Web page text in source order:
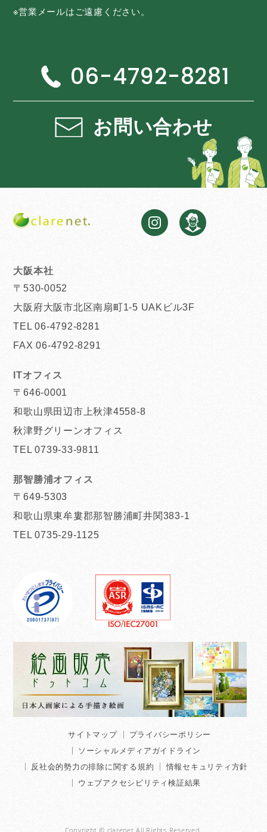
※営業メールはご遠慮ください。
06-4792-8281
お問い合わせ
大阪本社
〒530-0052
大阪府大阪市北区南扇町1-5 UAKビル3F
TEL 06-4792-8281
FAX 06-4792-8291
ITオフィス
〒646-0001
和歌山県田辺市上秋津4558-8
秋津野グリーンオフィス
TEL 0739-33-9811
那智勝浦オフィス
〒649-5303
和歌山県東牟婁郡那智勝浦町井関383-1
TEL 0735-29-1125
サイトマップ
プライバシーポリシー
ソーシャルメディアガイドライン
反社会的勢力の排除に関する規約
情報セキュリティ方針
ウェブアクセシビリティ検証結果
Copyright © clarenet All Rights Reserved.